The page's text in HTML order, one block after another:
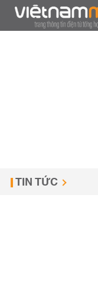
TIN TỨC